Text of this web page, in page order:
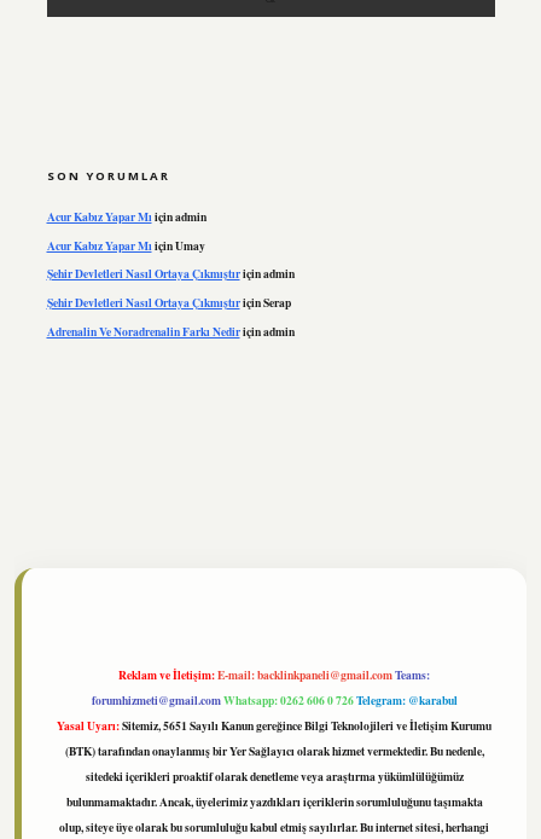
SON YORUMLAR
Acur Kabız Yapar Mıiçinadmin
Acur Kabız Yapar Mı içinUmay
Şehir Devletleri Nasıl Ortaya Çıkmıştıriçinadmin
Şehir Devletleri Nasıl Ortaya ÇıkmıştıriçinSerap
Adrenalin Ve Noradrenalin Farkı Nediriçinadmin
Reklam ve İletişim:E-mail:backlinkpaneli@gmail.comTeams:
forumhizmeti@gmail.comWhatsapp: 0262 606 0 726Telegram: @karabul
Yasal Uyarı:Sitemiz, 5651 Sayılı Kanun gereğince Bilgi Teknolojileri ve İletişim Kurumu
(BTK) tarafından onaylanmış bir Yer Sağlayıcı olarak hizmet vermektedir. Bu nedenle,
sitedeki içerikleri proaktif olarak denetleme veya araştırma yükümlülüğümüz
bulunmamaktadır. Ancak, üyelerimiz yazdıkları içeriklerin sorumluluğunu taşımakta
olup, siteye üye olarak bu sorumluluğu kabul etmiş sayılırlar. Bu internet sitesi, herhangi